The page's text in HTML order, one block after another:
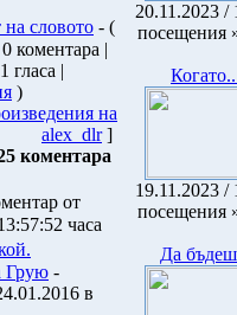
словото - (
коментара |
гласа |
)
на
alex_dlr]
коментара
от
часа
Грую -
в
20.11.2023 /
посещения
19.11.2023 /
посещения
Да